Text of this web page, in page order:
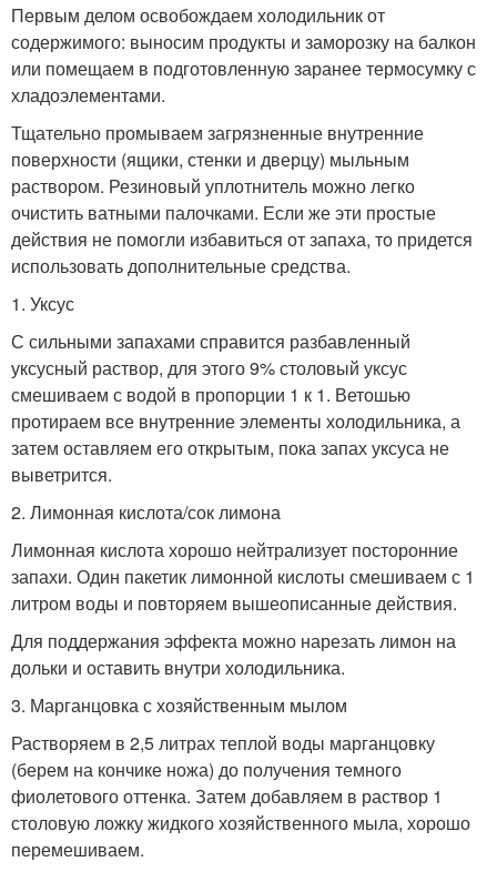
Первым делом освобождаем холодильник от
содержимого: выносим продукты и заморозку на балкон
или помещаем в подготовленную заранее термосумку с
хладоэлементами.
Тщательно промываем загрязненные внутренние
поверхности (ящики, стенки и дверцу) мыльным
раствором. Резиновый уплотнитель можно легко
очистить ватными палочками. Если же эти простые
действия не помогли избавиться от запаха, то придется
использовать дополнительные средства.
1. Уксус
С сильными запахами справится разбавленный
уксусный раствор, для этого 9% столовый уксус
смешиваем с водой в пропорции 1 к 1. Ветошью
протираем все внутренние элементы холодильника, а
затем оставляем его открытым, пока запах уксуса не
выветрится.
2. Лимонная кислота/сок лимона
Лимонная кислота хорошо нейтрализует посторонние
запахи. Один пакетик лимонной кислоты смешиваем с 1
литром воды и повторяем вышеописанные действия.
Для поддержания эффекта можно нарезать лимон на
дольки и оставить внутри холодильника.
3. Марганцовка с хозяйственным мылом
Растворяем в 2,5 литрах теплой воды марганцовку
(берем на кончике ножа) до получения темного
фиолетового оттенка. Затем добавляем в раствор 1
столовую ложку жидкого хозяйственного мыла, хорошо
перемешиваем.